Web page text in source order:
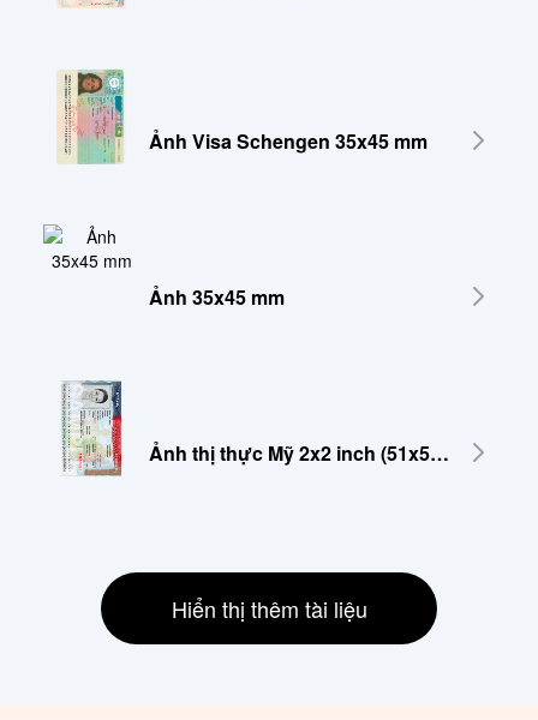
Ảnh Visa Schengen 35x45 mm
Ảnh 35x45 mm
Ảnh thị thực Mỹ 2x2 inch (51x51 mm)
Hiển thị thêm tài liệu